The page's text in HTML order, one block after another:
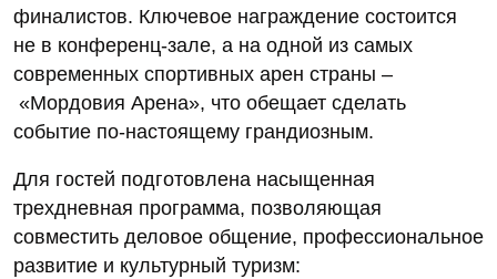
финалистов. Ключевое награждение состоится
не в конференц-зале, а на одной из самых
современных спортивных арен страны –
«Мордовия Арена», что обещает сделать
событие по-настоящему грандиозным.
Для гостей подготовлена насыщенная
трехдневная программа, позволяющая
совместить деловое общение, профессиональное
развитие и культурный туризм: